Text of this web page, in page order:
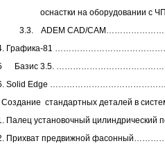
на оборудовании
ADEM CAD/
Графика-81
Базис 3.5.
Solid Edge
стандартных деталей в
Палец установочный цилиндрический
Прихват предвижной